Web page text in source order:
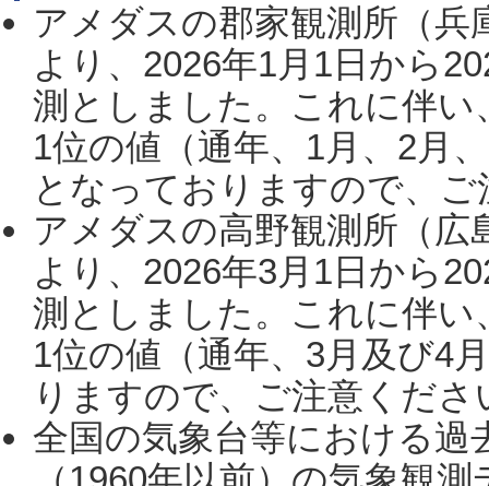
アメダスの郡家観測所（
より、2026年1月1日から
測としました。これに伴い
1位の値（通年、1月、2月
となっておりますので、
アメダスの高野観測所（
より、2026年3月1日から
測としました。これに伴い
1位の値（通年、3月及び4
りますので、ご注意くだ
全国の気象台等における過